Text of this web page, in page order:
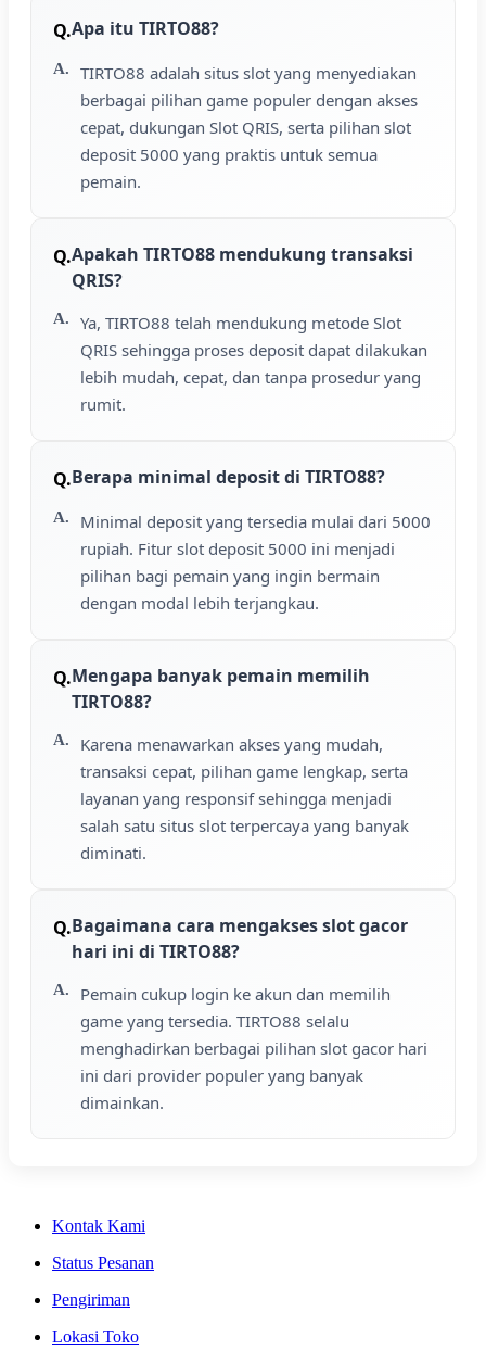
Apa itu TIRTO88?
TIRTO88 adalah situs slot yang menyediakan
berbagai pilihan game populer dengan akses
cepat, dukungan Slot QRIS, serta pilihan slot
deposit 5000 yang praktis untuk semua
pemain.
Apakah TIRTO88 mendukung transaksi
QRIS?
Ya, TIRTO88 telah mendukung metode Slot
QRIS sehingga proses deposit dapat dilakukan
lebih mudah, cepat, dan tanpa prosedur yang
rumit.
Berapa minimal deposit di TIRTO88?
Minimal deposit yang tersedia mulai dari 5000
rupiah. Fitur slot deposit 5000 ini menjadi
pilihan bagi pemain yang ingin bermain
dengan modal lebih terjangkau.
Mengapa banyak pemain memilih
TIRTO88?
Karena menawarkan akses yang mudah,
transaksi cepat, pilihan game lengkap, serta
layanan yang responsif sehingga menjadi
salah satu situs slot terpercaya yang banyak
diminati.
Bagaimana cara mengakses slot gacor
hari ini di TIRTO88?
Pemain cukup login ke akun dan memilih
game yang tersedia. TIRTO88 selalu
menghadirkan berbagai pilihan slot gacor hari
ini dari provider populer yang banyak
dimainkan.
Kontak Kami
Status Pesanan
Pengiriman
Lokasi Toko